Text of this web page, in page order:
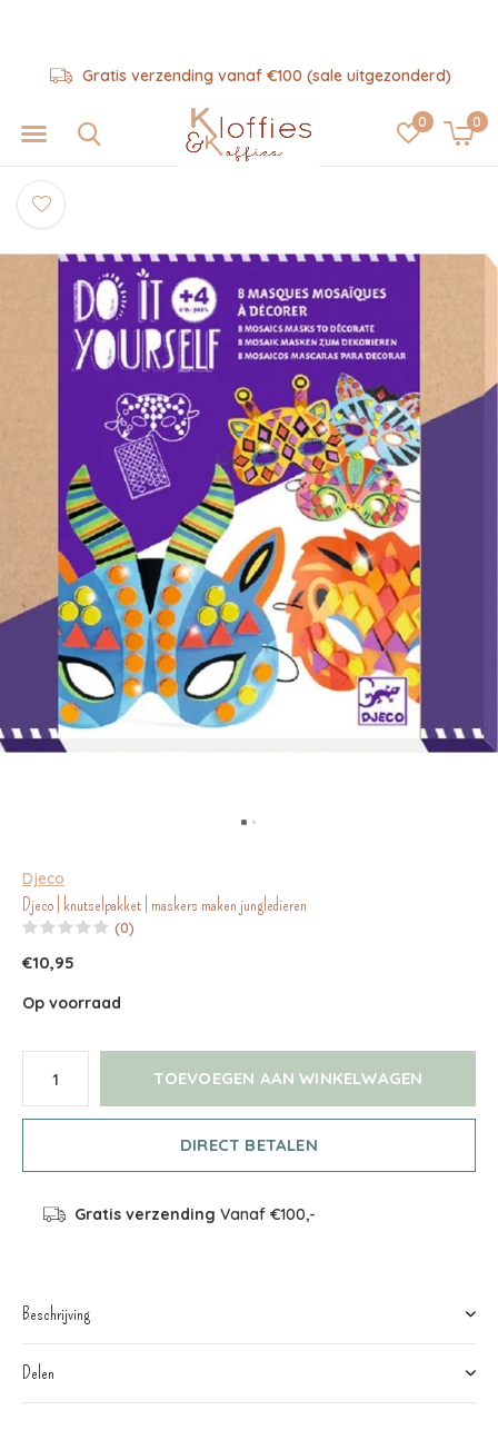
0 0
Gratis verzending vanaf €100 (sale uitgezonderd)
Djeco
Djeco | knutselpakket | maskers maken jungledieren
(0)
€10,95
Op voorraad
TOEVOEGEN AAN WINKELWAGEN
DIRECT BETALEN
Gratis verzending Vanaf €100,-
Beschrijving
Delen